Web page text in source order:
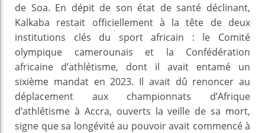
de Soa. En dépit de son état de santé déclinant,
Kalkaba restait officiellement à la tête de deux
institutions clés du sport africain : le Comité
olympique camerounais et la Confédération
africaine d’athlétisme, dont il avait entamé un
sixième mandat en 2023. Il avait dû renoncer au
déplacement aux championnats d’Afrique
d’athlétisme à Accra, ouverts la veille de sa mort,
signe que sa longévité au pouvoir avait commencé à